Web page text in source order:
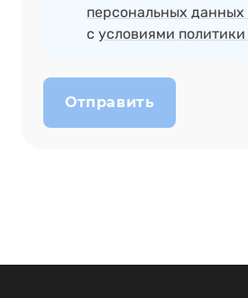
персональных данных
с условиями
Отправить